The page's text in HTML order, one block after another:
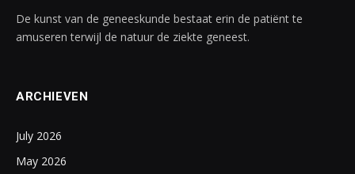
De kunst van de geneeskunde bestaat erin de patiënt te
amuseren terwijl de natuur de ziekte geneest.
ARCHIEVEN
July 2026
May 2026